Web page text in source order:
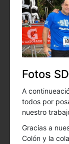
Fotos
A
todos por
nuestro
Gracias a
Colón y la